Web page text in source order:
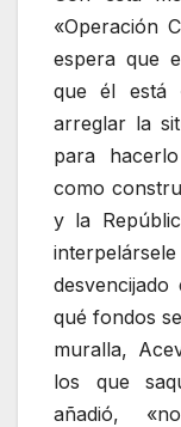
«Operación
espera que
que él está
arreglar la
para
como
y la
qué fondos
muralla,
los que
añadió,